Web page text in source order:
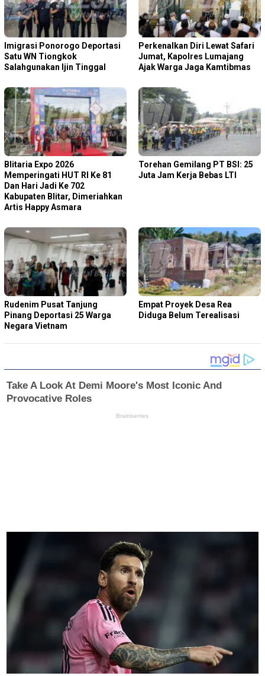
Imigrasi Ponorogo Deportasi
Satu WN Tiongkok
Salahgunakan Ijin Tinggal
Perkenalkan Diri Lewat Safari
Jumat, Kapolres Lumajang
Ajak Warga Jaga Kamtibmas
Blitaria Expo 2026
Memperingati HUT RI Ke 81
Dan Hari Jadi Ke 702
Kabupaten Blitar, Dimeriahkan
Artis Happy Asmara
Torehan Gemilang PT BSI: 25
Juta Jam Kerja Bebas LTI
Rudenim Pusat Tanjung
Pinang Deportasi 25 Warga
Negara Vietnam
Empat Proyek Desa Rea
Diduga Belum Terealisasi